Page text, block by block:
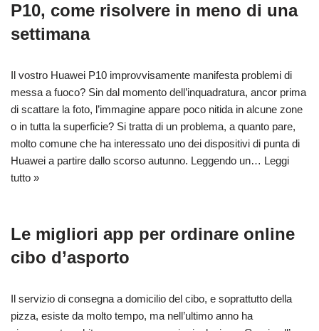
P10, come risolvere in meno di una
settimana
Il vostro Huawei P10 improvvisamente manifesta problemi di
messa a fuoco? Sin dal momento dell’inquadratura, ancor prima
di scattare la foto, l’immagine appare poco nitida in alcune zone
o in tutta la superficie? Si tratta di un problema, a quanto pare,
molto comune che ha interessato uno dei dispositivi di punta di
Huawei a partire dallo scorso autunno. Leggendo un… Leggi
tutto »
Le migliori app per ordinare online
cibo d’asporto
Il servizio di consegna a domicilio del cibo, e soprattutto della
pizza, esiste da molto tempo, ma nell’ultimo anno ha